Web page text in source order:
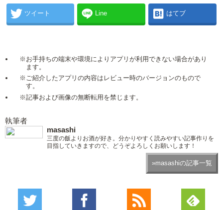
ツイート Line はてブ
※お手持ちの端末や環境によりアプリが利用できない場合があり
ます。
※ご紹介したアプリの内容はレビュー時のバージョンのもので
す。
※記事および画像の無断転用を禁じます。
執筆者
masashi
三度の飯よりお酒が好き。分かりやすく読みやすい記事作りを
目指していきますので、どうぞよろしくお願いします！
»masashiの記事一覧